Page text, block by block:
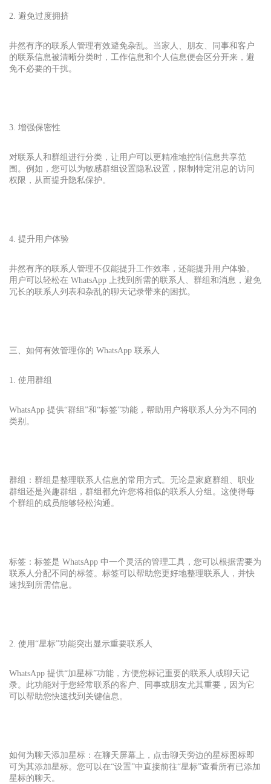
2. 避免过度拥挤
井然有序的联系人管理有效避免杂乱。当家人、朋友、同事和客户
的联系信息被清晰分类时，工作信息和个人信息便会区分开来，避
免不必要的干扰。
3. 增强保密性
对联系人和群组进行分类，让用户可以更精准地控制信息共享范
围。例如，您可以为敏感群组设置隐私设置，限制特定消息的访问
权限，从而提升隐私保护。
4. 提升用户体验
井然有序的联系人管理不仅能提升工作效率，还能提升用户体验。
用户可以轻松在 WhatsApp 上找到所需的联系人、群组和消息，避免
冗长的联系人列表和杂乱的聊天记录带来的困扰。
三、如何有效管理你的 WhatsApp 联系人
1. 使用群组
WhatsApp 提供“群组”和“标签”功能，帮助用户将联系人分为不同的
类别。
群组：群组是整理联系人信息的常用方式。无论是家庭群组、职业
群组还是兴趣群组，群组都允许您将相似的联系人分组。这使得每
个群组的成员能够轻松沟通。
标签：标签是 WhatsApp 中一个灵活的管理工具，您可以根据需要为
联系人分配不同的标签。标签可以帮助您更好地整理联系人，并快
速找到所需信息。
2. 使用“星标”功能突出显示重要联系人
WhatsApp 提供“加星标”功能，方便您标记重要的联系人或聊天记
录。此功能对于您经常联系的客户、同事或朋友尤其重要，因为它
可以帮助您快速找到关键信息。
如何为聊天添加星标：在聊天屏幕上，点击聊天旁边的星标图标即
可为其添加星标。您可以在“设置”中直接前往“星标”查看所有已添加
星标的聊天。